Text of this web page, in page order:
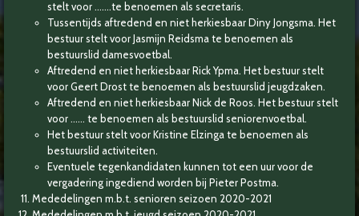
stelt voor …….te benoemen als secretaris.
Tussentijds aftredend en niet herkiesbaar Diny Jongsma. Het
bestuur stelt voor Jasmijn Reidsma te benoemen als
bestuurslid damesvoetbal.
Aftredend en niet herkiesbaar Rick Ypma. Het bestuur stelt
voor Geert Drost te benoemen als bestuurslid jeugdzaken.
Aftredend en niet herkiesbaar Nick de Roos. Het bestuur stelt
voor …… te benoemen als bestuurslid seniorenvoetbal.
Het bestuur stelt voor Kristine Elzinga te benoemen als
bestuurslid activiteiten.
Eventuele tegenkandidaten kunnen tot een uur voor de
vergadering ingediend worden bij Pieter Postma.
Mededelingen m.b.t. senioren seizoen 2020-2021